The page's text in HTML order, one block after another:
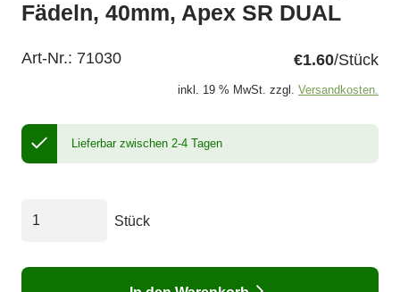
Fädeln, 40mm, Apex SR DUAL
Art-Nr.: 71030 €1.60/Stück
inkl. 19 % MwSt. zzgl. Versandkosten.
Lieferbar zwischen 2-4 Tagen
Stück